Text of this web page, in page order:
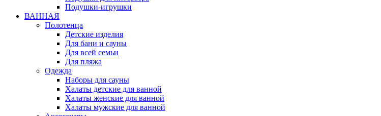
Подушки-игрушки
ВАННАЯ
Полотенца
Детские изделия
Для бани и сауны
Для всей семьи
Для пляжа
Одежда
Наборы для сауны
Халаты детские для ванной
Халаты женские для ванной
Халаты мужские для ванной